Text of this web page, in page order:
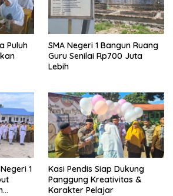
Puluh
SMA Negeri 1 Bangun Ruang
Guru Senilai Rp700 Juta
Lebih
1
Kasi Pendis Siap Dukung
Panggung Kreativitas &
Karakter Pelajar